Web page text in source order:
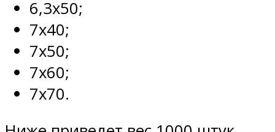
6,3х50;
7х40;
7х50;
7х60;
7х70.